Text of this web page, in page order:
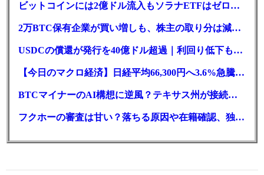
ビットコインには2億ドル流入もソラナETFはゼロ｜5営業日連続で停止
2万BTC保有企業が買い増しも、株主の取り分は減少｜目標と逆行
USDCの償還が発行を40億ドル超過｜利回り低下も収益は増加
【今日のマクロ経済】日経平均66,300円へ3.6%急騰もAI投資回収懸念が再燃
BTCマイナーのAI構想に逆風？テキサス州が接続審査を厳格化
フクホーの審査は甘い？落ちる原因や在籍確認、独自の方式を徹底解説